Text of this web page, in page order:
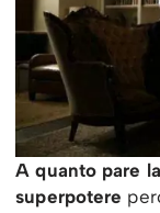
A quanto pare
superpotere